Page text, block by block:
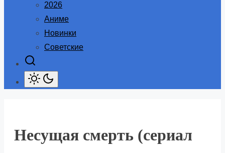
2026
Аниме
Новинки
Советские
Несущая смерть (сериал